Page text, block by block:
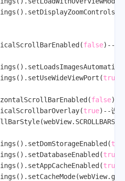
false) --隐
true
false)
true) --设置
true
true